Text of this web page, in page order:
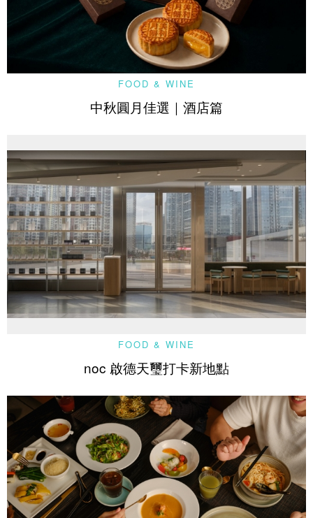
FOOD & WINE
中秋圓月佳選｜酒店篇
FOOD & WINE
noc 啟德天璽打卡新地點